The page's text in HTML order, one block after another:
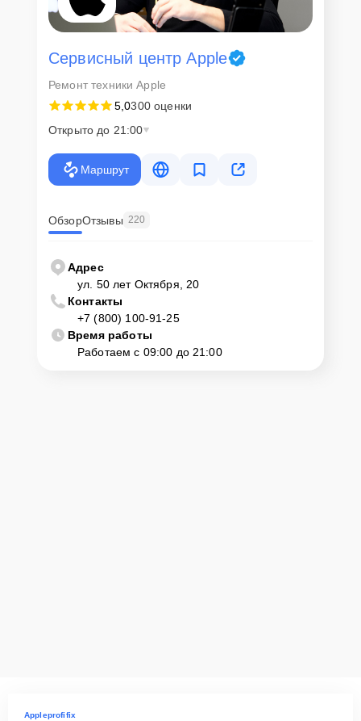
Сервисный центр Apple
Ремонт техники Apple
5,0300 оценки
Открыто до 21:00
Маршрут
ОбзорОтзывы 220
Адрес
ул. 50 лет Октября, 20
Контакты
+7 (800) 100-91-25
Время работы
Работаем с 09:00 до 21:00
Appleprofifix